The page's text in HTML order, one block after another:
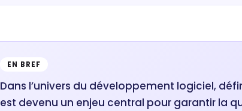
EN BREF
Dans l’univers du développement logiciel,
est devenu un enjeu central pour garantir la